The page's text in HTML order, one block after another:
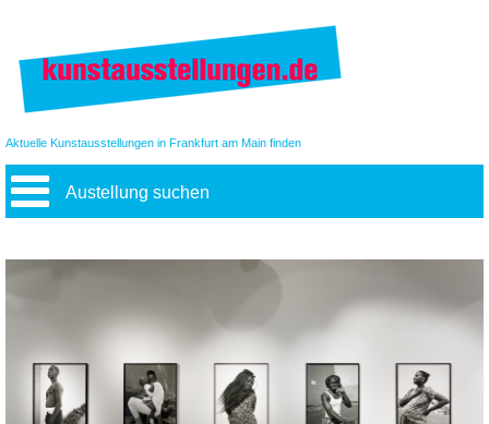
Aktuelle Kunstausstellungen in Frankfurt am Main finden
Austellung suchen